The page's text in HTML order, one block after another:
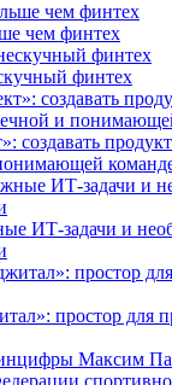
чем финтех
финтех
создавать
ИТ‑задачи и
простор для